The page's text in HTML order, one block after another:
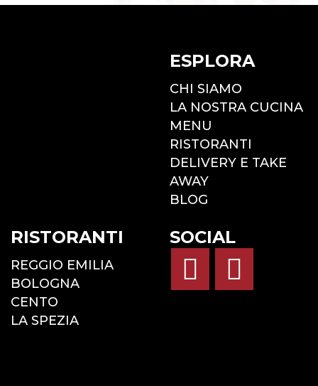
ESPLORA
CHI SIAMO
LA NOSTRA CUCINA
MENU
RISTORANTI
DELIVERY E TAKE
AWAY
BLOG
RISTORANTI
REGGIO EMILIA
BOLOGNA
CENTO
LA SPEZIA
SOCIAL